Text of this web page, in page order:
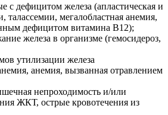
с дефицитом железа (апластическая и
талассемии, мегалобластная анемия,
дефицитом витамина В12);
железа в организме (гемосидероз,
утилизации железа
анемия, вызванная отравлением
непроходимость и/или
ЖКТ, острые кровотечения из